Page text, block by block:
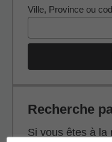
Ville, Province ou
Recherche
Si vous êtes à la